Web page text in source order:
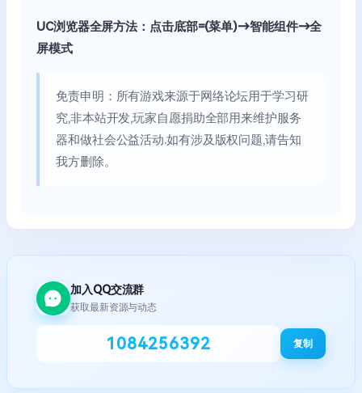
UC浏览器全屏方法：点击底部=(菜单)→智能组件→全
屏模式
免责申明：所有游戏来源于网络论坛用于学习研
究,非本站开发,玩家自愿捐助全部用来维护服务
器和做社会公益活动.如有涉及版权问题,请告知
我方删除。
加入QQ交流群
获取最新资源与动态
1084256392 复制